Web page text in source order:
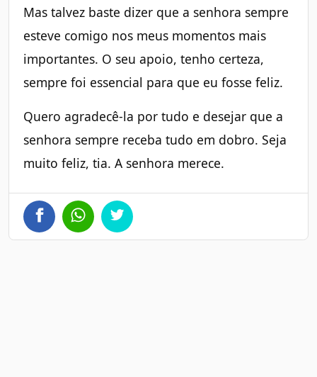
Mas talvez baste dizer que a senhora sempre
esteve comigo nos meus momentos mais
importantes. O seu apoio, tenho certeza,
sempre foi essencial para que eu fosse feliz.
Quero agradecê-la por tudo e desejar que a
senhora sempre receba tudo em dobro. Seja
muito feliz, tia. A senhora merece.